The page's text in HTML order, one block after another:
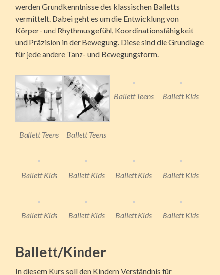
werden Grundkenntnisse des klassischen Balletts
vermittelt. Dabei geht es um die Entwicklung von
Körper- und Rhythmusgefühl, Koordinationsfähigkeit
und Präzision in der Bewegung. Diese sind die Grundlage
für jede andere Tanz- und Bewegungsform.
Ballett Teens Ballett Teens
Ballett Teens Ballett Kids
Ballett Kids Ballett Kids Ballett Kids Ballett Kids
Ballett Kids Ballett Kids Ballett Kids Ballett Kids
Ballett/Kinder
In diesem Kurs soll den Kindern Verständnis für